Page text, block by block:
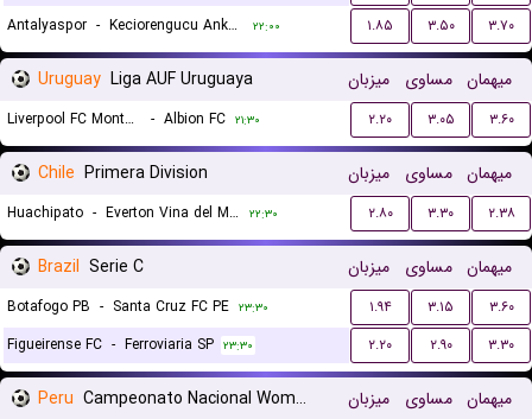
Antalyaspor - Keciorengucu Ankara ۲۲:۰۰ ۱.۸۵ ۳.۵۰ ۳.۷۰
Uruguay Liga AUF Uruguaya میزبان مساوی میهمان
Liverpool FC Montevideo - Albion FC ۲۱:۳۰ ۲.۲۰ ۳.۰۵ ۳.۶۰
Chile Primera Division میزبان مساوی میهمان
Huachipato - Everton Vina del Mar ۲۲:۳۰ ۲.۸۰ ۳.۳۰ ۲.۳۸
Brazil Serie C میزبان مساوی میهمان
Botafogo PB - Santa Cruz FC PE ۲۳:۳۰ ۱.۹۴ ۳.۱۵
۳.۶۰
Figueirense FC - Ferroviaria SP ۲۳:۳۰ ۲.۲۰ ۲.۹۰ ۳.۳۰
Peru Campeonato Nacional Women میزبان مساوی میهمان